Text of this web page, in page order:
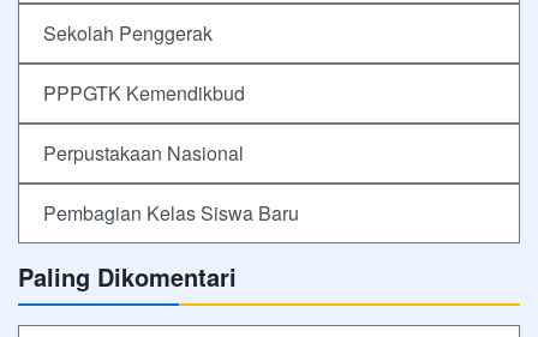
Sekolah Penggerak
PPPGTK Kemendikbud
Perpustakaan Nasional
Pembagian Kelas Siswa Baru
Paling Dikomentari